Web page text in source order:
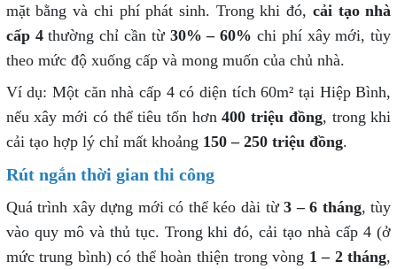
mặt bằng và chi phí phát sinh. Trong khi đó, cải tạo nhà
cấp 4thường chỉ cần từ 30% – 60% chi phí xây mới, tùy
theo mức độ xuống cấp và mong muốn của chủ nhà.
Ví dụ: Một căn nhà cấp 4 có diện tích 60m² tại Hiệp Bình,
nếu xây mới có thể tiêu tốn hơn400 triệu đồng, trong khi
cải tạo hợp lý chỉ mất khoảng 150 – 250 triệu đồng.
Rút ngắn thời gian thi công
Quá trình xây dựng mới có thể kéo dài từ3 – 6 tháng, tùy
vào quy mô và thủ tục. Trong khi đó, cải tạo nhà cấp 4 (ở
mức trung bình) có thể hoàn thiện trong vòng 1 – 2 tháng,